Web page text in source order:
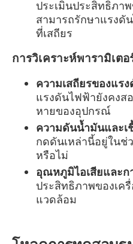
ประเมินประสิทธิภา
สามารถรักษาแรงดั
ที่เสถียร
การวิเคราะห์พารามิเต
ความเสถียรของแร
แรงดันไฟฟ้ายังคงส
หายของอุปกรณ์
ความดันน้ำมันและเ
กดดันเหล่านี้อยู่ในช่
หรือไม่
อุณหภูมิไอเสียและ
ประสิทธิภาพของเค
แวดล้อม